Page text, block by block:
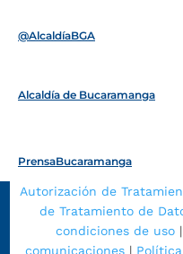
@AlcaldíaBGA
Alcaldía de Bucaramanga
PrensaBucaramanga
Autorización de
de Tratamiento de
condiciones de uso |
comunicaciones|